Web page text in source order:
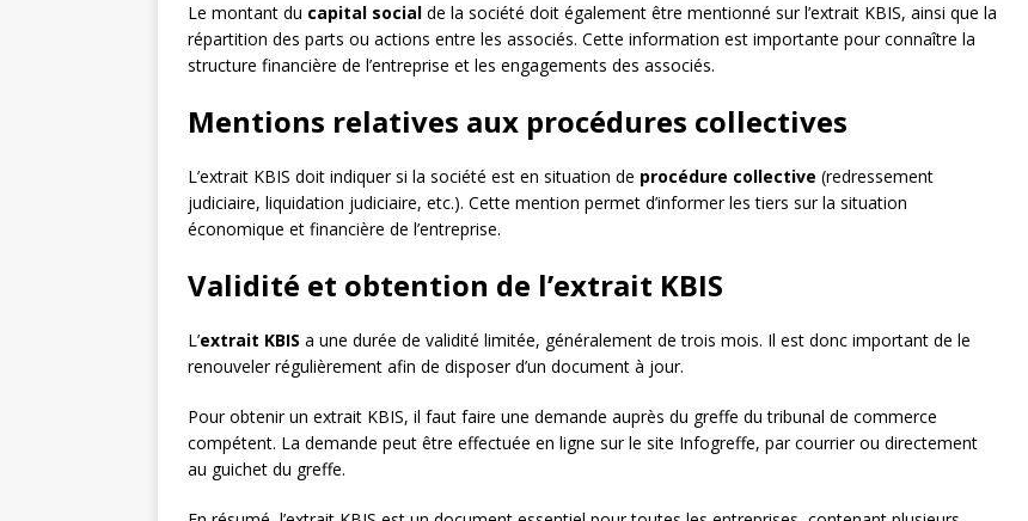
Le montant du capital social de la société doit également être mentionné sur l’extrait KBIS, ainsi que la
répartition des parts ou actions entre les associés. Cette information est importante pour connaître la
structure financière de l’entreprise et les engagements des associés.
Mentions relatives aux procédures collectives
L’extrait KBIS doit indiquer si la société est en situation de procédure collective (redressement
judiciaire, liquidation judiciaire, etc.). Cette mention permet d’informer les tiers sur la situation
économique et financière de l’entreprise.
Validité et obtention de l’extrait KBIS
L’extrait KBIS a une durée de validité limitée, généralement de trois mois. Il est donc important de le
renouveler régulièrement afin de disposer d’un document à jour.
Pour obtenir un extrait KBIS, il faut faire une demande auprès du greffe du tribunal de commerce
compétent. La demande peut être effectuée en ligne sur le site Infogreffe, par courrier ou directement
au guichet du greffe.